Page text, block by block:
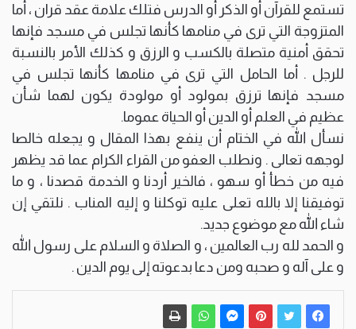
تستمع للقرآن أو الذكر أو الدرس فتلك علامة عقد قران ، أما
المتزوجة التي ترى في منامها كأنها تجلس في مسجد فإنها
تحقق أمنية متصلة بالكسب و الرزق و كذلك الأمر بالنسبة
للرجل . أما الحامل التي ترى في منامها كأنها تجلس في
مسجد فإنها ترزق بمولود أو مولودة يكون لهما شأن
عظيم في العلم أو الدين أو الحياة عموما.
نسأل الله في الختام أن ينفع بهذا المقال و يجعله خالصا
لوجهه تعالى . ونطلب العفو من القراء الكرام عما قد يظهر
فيه من خطأ أو سهو ، فالخير أردنا و الخدمة قصدنا ، و ما
توفيقنا إلا بالله تعلى عليه توكلنا و إليه المناب . نلتقي إن
شاء الله مع موضوع جديد.
و الحمد لله رب العالمين ، و الصلاة و السلام على رسول الله
و على آله و صحبه ومن دعا بدعوته إلى يوم الدين .